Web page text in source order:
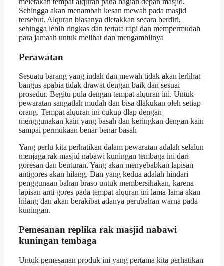
Sehingga akan menambah kesan mewah pada masjid
tersebut. Alquran biasanya dletakkan secara berdiri,
sehingga lebih ringkas dan tertata rapi dan mempermudah
para jamaah untuk melihat dan mengambilnya
Perawatan
Sesuatu barang yang indah dan mewah tidak akan lerlihat
bangus apabia tidak drawat dengan baik dan sesuai
prosedur. Begitu pula dengan tempat alquran ini. Untuk
pewaratan sangatlah mudah dan bisa dlakukan oleh setiap
orang. Tempat alquran ini cukup dlap dengan
menggunakan kain yang basah dan keringkan dengan kain
sampai permukaan benar benar basah
Yang perlu kita perhatikan dalam pewaratan adalah selalun
menjaga rak masjid nabawi kuningan tembaga ini dari
goresan dan benturan. Yang akan menyebabkan lapisan
antigores akan hilang. Dan yang kedua adalah hindari
penggunaan bahan braso untuk membersihakan, karena
lapisan anti gores pada tempat alquran ini lama-lama akan
hilang dan akan berakibat adanya perubahan warna pada
kuningan.
Pemesanan replika rak masjid nabawi
kuningan tembaga
Untuk pemesanan produk ini yang pertama kita perhatikan